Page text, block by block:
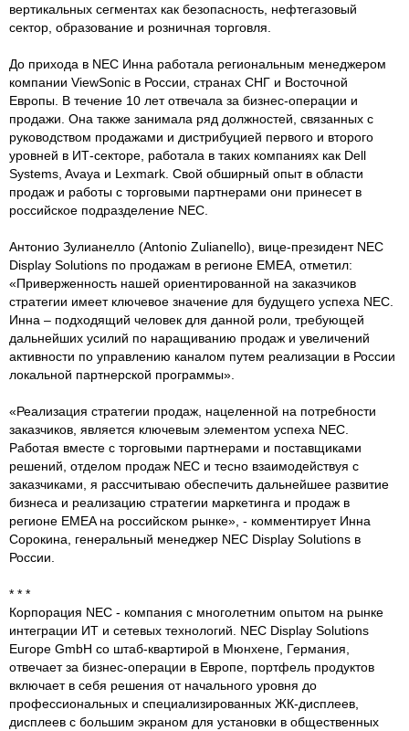
вертикальных сегментах как безопасность, нефтегазовый
сектор, образование и розничная торговля.
До прихода в NEC Инна работала региональным менеджером
компании ViewSonic в России, странах СНГ и Восточной
Европы. В течение 10 лет отвечала за бизнес-операции и
продажи. Она также занимала ряд должностей, связанных с
руководством продажами и дистрибуцией первого и второго
уровней в ИТ-секторе, работала в таких компаниях как Dell
Systems, Avaya и Lexmark. Свой обширный опыт в области
продаж и работы с торговыми партнерами они принесет в
российское подразделение NEC.
Антонио Зулианелло (Antonio Zulianello), вице-президент NEC
Display Solutions по продажам в регионе EMEA, отметил:
«Приверженность нашей ориентированной на заказчиков
стратегии имеет ключевое значение для будущего успеха NEC.
Инна – подходящий человек для данной роли, требующей
дальнейших усилий по наращиванию продаж и увеличений
активности по управлению каналом путем реализации в России
локальной партнерской программы».
«Реализация стратегии продаж, нацеленной на потребности
заказчиков, является ключевым элементом успеха NEC.
Работая вместе с торговыми партнерами и поставщиками
решений, отделом продаж NEC и тесно взаимодействуя с
заказчиками, я рассчитываю обеспечить дальнейшее развитие
бизнеса и реализацию стратегии маркетинга и продаж в
регионе EMEA на российском рынке», - комментирует Инна
Сорокина, генеральный менеджер NEC Display Solutions в
России.
* * *
Корпорация NEC - компания с многолетним опытом на рынке
интеграции ИТ и сетевых технологий. NEC Display Solutions
Europe GmbH со штаб-квартирой в Мюнхене, Германия,
отвечает за бизнес-операции в Европе, портфель продуктов
включает в себя решения от начального уровня до
профессиональных и специализированных ЖК-дисплеев,
дисплеев с большим экраном для установки в общественных